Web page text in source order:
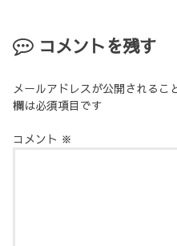
コメントを残す
メールアドレスが公開されるこ
欄は必須項目です
コメント ※